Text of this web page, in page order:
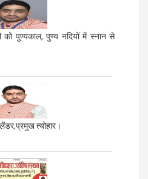
पुण्यकाल, पुण्य नदियों में स्नान से
त्योहार।